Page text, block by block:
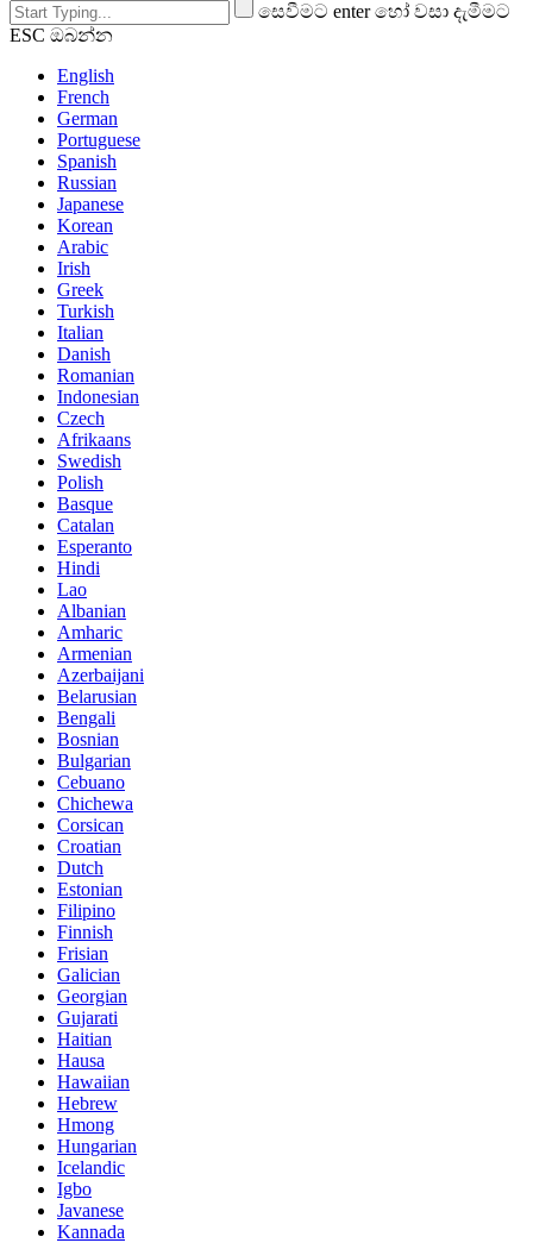
සෙවීමට enter හෝ වසා දැමීමට
ESC ඔබන්න
English
French
German
Portuguese
Spanish
Russian
Japanese
Korean
Arabic
Irish
Greek
Turkish
Italian
Danish
Romanian
Indonesian
Czech
Afrikaans
Swedish
Polish
Basque
Catalan
Esperanto
Hindi
Lao
Albanian
Amharic
Armenian
Azerbaijani
Belarusian
Bengali
Bosnian
Bulgarian
Cebuano
Chichewa
Corsican
Croatian
Dutch
Estonian
Filipino
Finnish
Frisian
Galician
Georgian
Gujarati
Haitian
Hausa
Hawaiian
Hebrew
Hmong
Hungarian
Icelandic
Igbo
Javanese
Kannada